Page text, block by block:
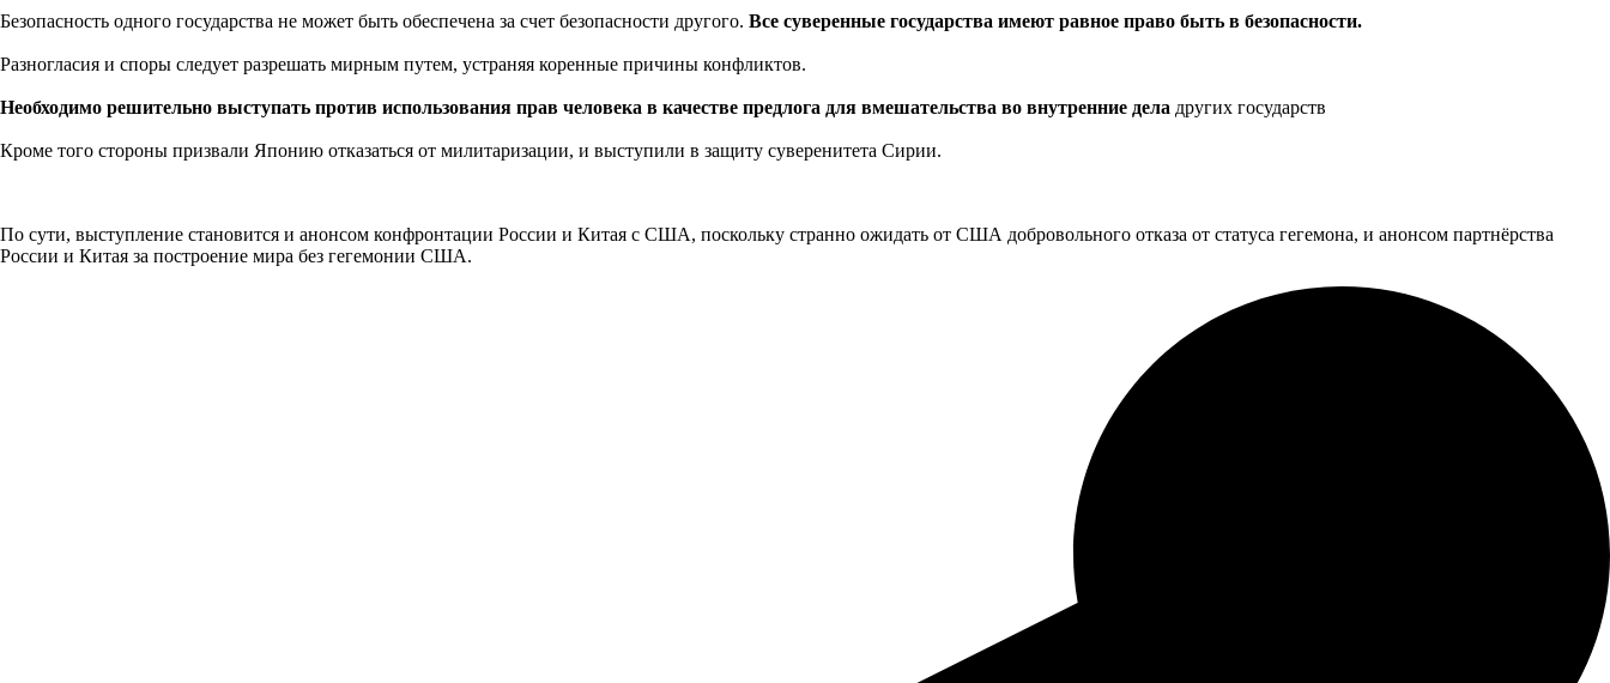
Безопасность одного государства не может быть обеспечена за счет безопасности другого. Все суверенные государства имеют равное право быть в безопасности.
Разногласия и споры следует разрешать мирным путем, устраняя коренные причины конфликтов.
Необходимо решительно выступать против использования прав человека в качестве предлога для вмешательства во внутренние дела других государств
Кроме того стороны призвали Японию отказаться от милитаризации, и выступили в защиту суверенитета Сирии.
По сути, выступление становится и анонсом конфронтации России и Китая с США, поскольку странно ожидать от США добровольного отказа от статуса гегемона, и анонсом партнёрства
России и Китая за построение мира без гегемонии США.